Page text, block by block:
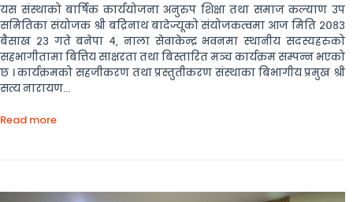
यस संस्थाको बार्षिक कार्ययोजना अनुरुप शिक्षा तथा समाज कल्याण उप
समितिका संयोजक श्री बद्रिनाथ बादेज्यूको संयोजकत्वमा आज मिति २०८३
बैसाख २३ गते बनेपा ४, नाला सेवाकेन्द्र भवनमा स्थानीय सदस्यहरुको
सहभागीतामा बित्तिय साक्षरता तथा बिस्तारित मञ्च कार्यक्रम सम्पन्न भएको
छ । कार्यक्रमको सहजीकरण तथा प्रस्तुतीकरण संस्थाका बिभागीय प्रमुख श्री
सत्य नारायण...
Read more